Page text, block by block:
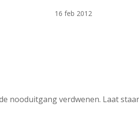
16 feb 2012
nooduitgang verdwenen. Laat